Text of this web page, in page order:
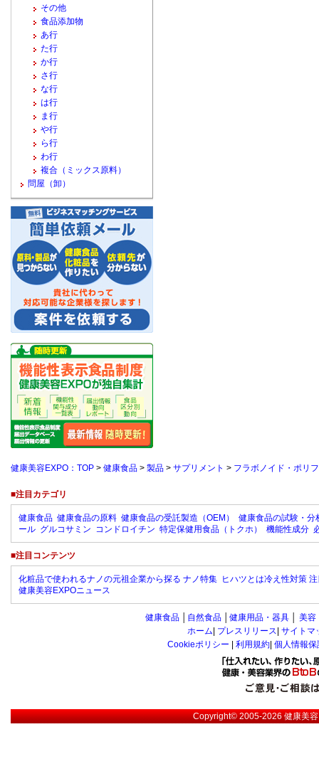
その他
食品添加物
あ行
た行
か行
さ行
な行
は行
ま行
や行
ら行
わ行
複合（ミックス原料）
問屋（卸）
健康美容EXPO：TOP > 健康食品 > 製品 > サプリメント > フラボノイド・ポリ
■注目カテゴリ
健康食品 健康食品の原料 健康食品の受託製造（OEM）
健康食品の試験・分
ール グルコサミン コンドロイチン 特定保健用食品（トクホ） 機能性成分
■注目コンテンツ
化粧品で使われるナノの元祖企業から探る ナノ特集 ヒハツとは冷え性対策
健康美容EXPOニュース
健康食品 自然食品 健康用品・器具 美容
ホーム プレスリリース サイトマ
Cookieポリシー
利用規約 個人情報
Copyright© 2005-2026健康美